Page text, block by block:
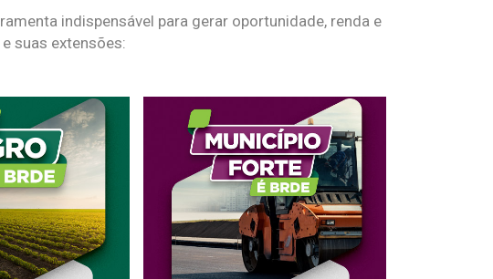
indispensável para gerar oportunidade, renda e
suas extensões: